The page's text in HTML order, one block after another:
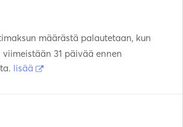
määrästä palautetaan, kun
viimeistään 31 päivää ennen
lisää